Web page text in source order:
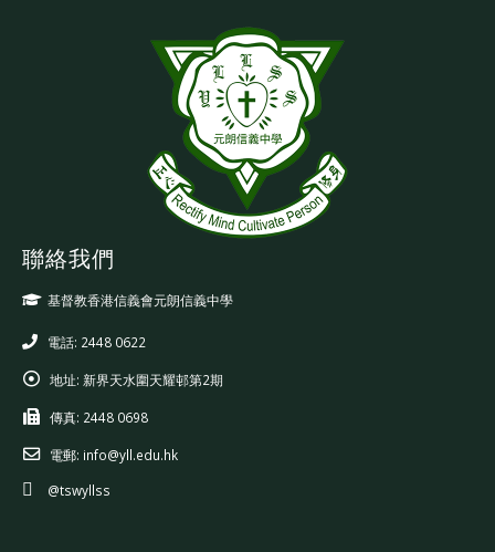
聯絡我們
基督教香港信義會元朗信義中學
電話: 2448 0622
地址: 新界天水圍天耀邨第2期
傳真: 2448 0698
電郵: info@yll.edu.hk
@tswyllss